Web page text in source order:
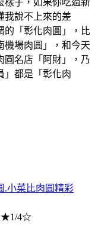
我說不上來的差
的「彰化肉圓」，比
機場肉圓」，和今天
圓名店「阿財」，乃
」都是「彰化肉
.小菜比肉圓精彩
4☆